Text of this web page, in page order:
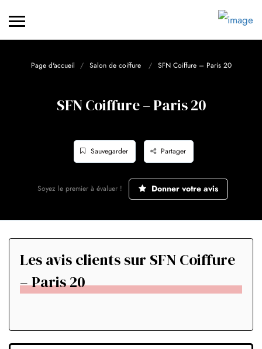
Page d'accueil Salon de coiffure SFN Coiffure – Paris 20
SFN Coiffure – Paris 20
Sauvegarder Partager
Soyez le premier à évaluer ! Donner votre avis
Les avis clients sur SFN Coiffure
– Paris 20